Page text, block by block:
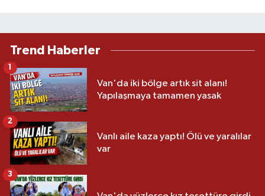
Trend Haberler
Van'da iki bölge artık sit alanı!
Yapılaşmaya tamamen yasak
Vanlı aile kaza yaptı! Ölü ve yaralılar
var
2
3